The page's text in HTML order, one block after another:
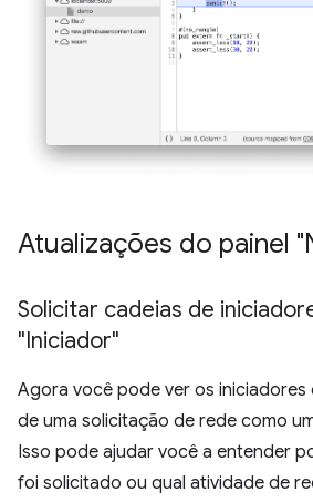
Atualizações do painel
Solicitar cadeias de
"Iniciador"
Agora você pode ver os iniciadores
de uma solicitação de rede como
Isso pode ajudar você a entender
foi solicitado ou qual atividade de